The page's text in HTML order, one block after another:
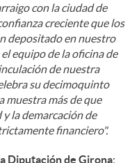
con la ciudad de
creciente que los
depositado en nuestro
equipo de la oficina de
de nuestra
su decimoquinto
muestra más de que
la demarcación de
financiero".
Diputación de Girona: